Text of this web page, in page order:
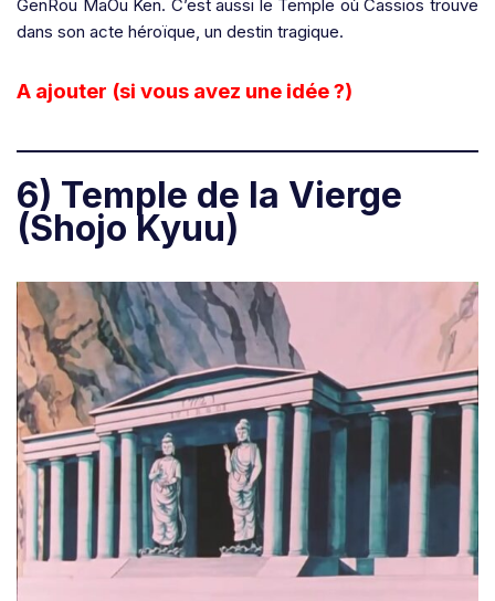
GenRou MaOu Ken. C’est aussi le Temple où Cassios trouve
dans son acte héroïque, un destin tragique.
A ajouter (si vous avez une idée ?)
6) Temple de la Vierge
(Shojo Kyuu)